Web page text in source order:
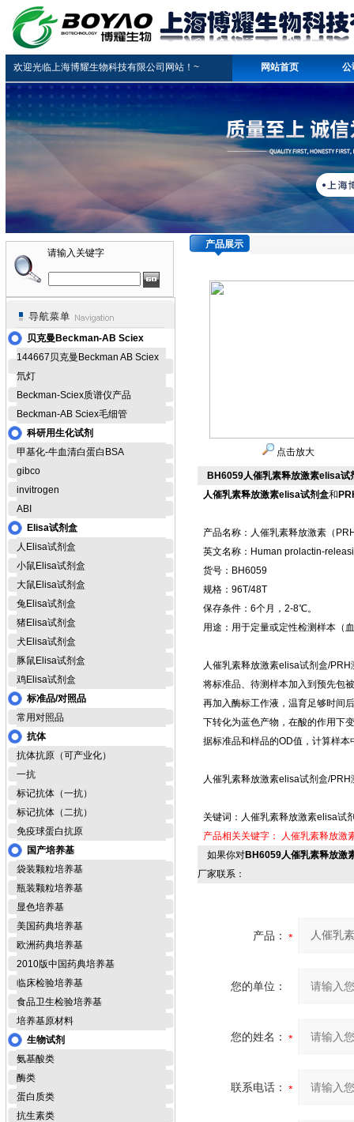
欢迎光临上海博耀生物科技有限公司网站！~ 网站首页 公
请输入关键字
贝克曼Beckman-AB Sciex
144667贝克曼Beckman AB Sciex
氘灯
Beckman-Sciex质谱仪产品
Beckman-AB Sciex毛细管
科研用生化试剂
甲基化-牛血清白蛋白BSA
gibco
invitrogen
ABI
Elisa试剂盒
人Elisa试剂盒
小鼠Elisa试剂盒
大鼠Elisa试剂盒
兔Elisa试剂盒
猪Elisa试剂盒
犬Elisa试剂盒
豚鼠Elisa试剂盒
鸡Elisa试剂盒
标准品/对照品
常用对照品
抗体
抗体抗原（可产业化）
一抗
标记抗体（一抗）
标记抗体（二抗）
免疫球蛋白抗原
国产培养基
袋装颗粒培养基
瓶装颗粒培养基
显色培养基
美国药典培养基
欧洲药典培养基
2010版中国药典培养基
临床检验培养基
食品卫生检验培养基
培养基原材料
生物试剂
氨基酸类
酶类
蛋白质类
抗生素类
产品展示
点击放大
BH6059人催乳素释放激素elisa试
人催乳素释放激素elisa试剂盒和
产品名称：人催乳素释放激素（
英文名称：Human prolactin-
货号：BH6059
规格：96T/48T
保存条件：6个月，2-8℃。
用途：用于定量或定性检测样本（
人催乳素释放激素elisa试剂盒/
将标准品、待测样本加入到预先包
再加入酶标工作液，温育足够时间
下转化为蓝色产物，在酸的作用下
据标准品和样品的OD值，计算样
人催乳素释放激素elisa试剂盒/
关键词：人催乳素释放激素elisa试
产品相关关键字：
人催乳素释放激
如果你对BH6059人催乳素释放激
厂家联系：
产品：
您的单位：
您的姓名：
联系电话：